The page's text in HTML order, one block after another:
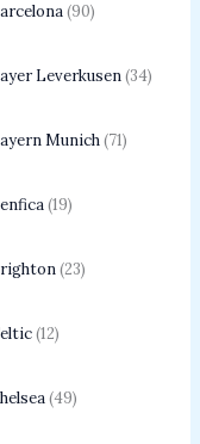
90
Leverkusen 34
Munich 71
19
23
12
49